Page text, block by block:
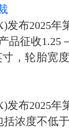
布2025年
征收1.25
，轮胎宽
布2025年
浓度不低